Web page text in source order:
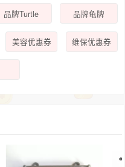
品牌Turtle 品牌龟牌
美容优惠券 维保优惠券